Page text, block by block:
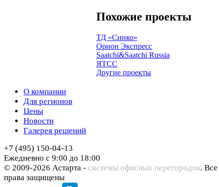
Похожие проекты
ТД «Синко»
Орион Экспресс
Saatchi&Saatchi Russia
ЯТСС
Другие проекты
О компании
Для регионов
Цены
Новости
Галерея решений
+7 (495) 150-04-13
Ежедневно с 9:00 до 18:00
© 2009-2026 Астарта - системы офисных перегородок. Все
права защищены